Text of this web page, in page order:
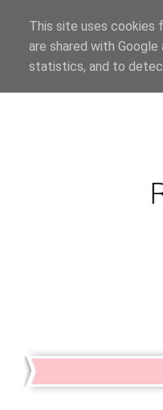
This site uses cookies
are shared with
statistics, and to